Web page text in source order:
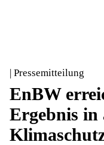
| Pressemitteilung
EnBW
Ergebnis in